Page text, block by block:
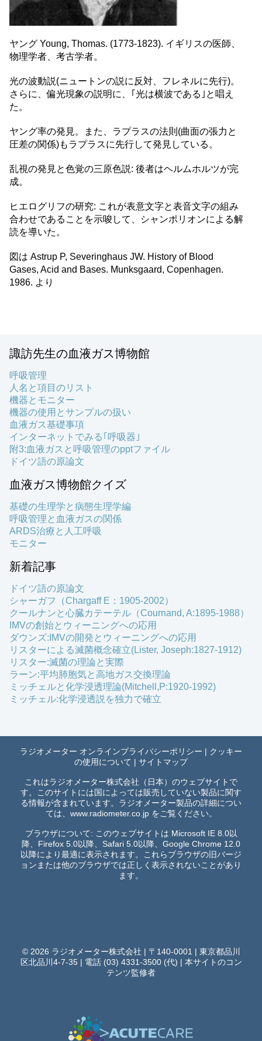
ヤング Young, Thomas. (1773-1823). イギリスの医師、
物理学者、考古学者。
光の波動説(ニュートンの説に反対、フレネルに先行)。
さらに、偏光現象の説明に、｢光は横波である｣と唱え
た。
ヤング率の発見。また、ラプラスの法則(曲面の張力と
圧差の関係)もラプラスに先行して発見している。
乱視の発見と色覚の三原色説: 後者はヘルムホルツが完
成。
ヒエログリフの研究: これが表意文字と表音文字の組み
合わせであることを示唆して、シャンポリオンによる解
読を導いた。
図は Astrup P, Severinghaus JW. History of Blood
Gases, Acid and Bases. Munksgaard, Copenhagen.
1986. より
諏訪先生の血液ガス博物館
呼吸管理
人名と項目のリスト
機器とモニター
機器の使用とサンプルの扱い
血液ガス基礎事項
インターネットでみる｢呼吸器｣
附3:血液ガスと呼吸管理のpptファイル
ドイツ語の原論文
血液ガス博物館クイズ
基礎の生理学と病態生理学編
呼吸管理と血液ガスの関係
ARDS治療と人工呼吸
モニター
新着記事
ドイツ語の原論文
シャーガフ（Chargaff E：1905-2002）
クールナンと心臓カテーテル（Cournand, A:1895-1988）
IMVの創始とウィーニングへの応用
ダウンズ:IMVの開発とウィーニングへの応用
リスターによる滅菌概念確立(Lister, Joseph:1827-1912)
リスター:滅菌の理論と実際
ラーン:平均肺胞気と高地ガス交換理論
ミッチェルと化学浸透理論(Mitchell,P:1920-1992)
ミッチェル:化学浸透説を独力で確立
ラジオメーター オンラインプライバシーポリシー | クッキー
の使用について | サイトマップ
これはラジオメーター株式会社（日本）のウェブサイトで
す。このサイトには国によっては販売していない製品に関す
る情報が含まれています。ラジオメーター製品の詳細につい
ては、 www.radiometer.co.jpをご覧ください。
ブラウザについて: このウェブサイトは Microsoft IE 8.0以
降、Firefox 5.0以降、Safari 5.0以降、Google Chrome 12.0
以降により最適に表示されます。これらブラウザの旧バージ
ョンまたは他のブラウザでは正しく表示されないことがあり
ます。
© 2026 ラジオメーター株式会社 | 〒140-0001 | 東京都品川
区北品川4-7-35 | 電話 (03) 4331-3500 (代) | 本サイトのコン
テンツ監修者